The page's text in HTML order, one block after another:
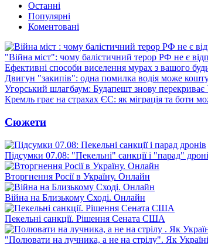
Останні
Популярні
Коментовані
"Війна міст": чому балістичний терор РФ не є
Ефективні способи виселення мурах з вашого
Двигун "закипів": одна помилка водія може
Угорський шлагбаум: Будапешт знову перекриває
Кремль грає на страхах ЄС: як міграція та боти
Сюжети
Підсумки 07.08: "Пекельні" санкції і "парад"
Вторгнення Росії в Україну. Онлайн
Війна на Близькому Сході. Онлайн
Пекельні санкції. Рішення Сената США
"Полювати на лучника, а не на стрілу". Як